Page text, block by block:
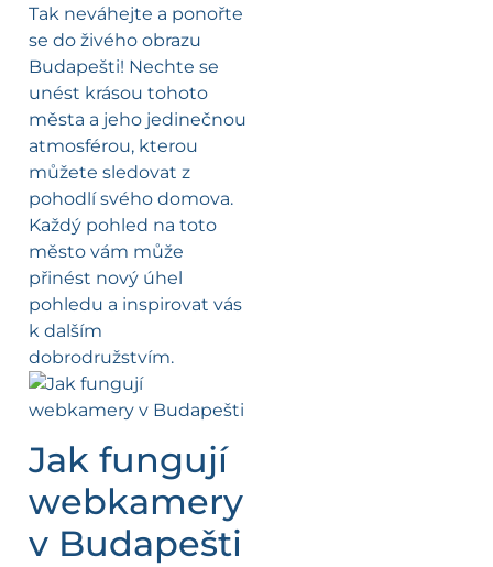
Tak neváhejte a ponořte
se do živého obrazu
Budapešti! Nechte se
unést krásou tohoto
města a jeho jedinečnou
atmosférou, kterou
můžete sledovat z
pohodlí svého domova.
Každý pohled na toto
město vám může
přinést nový úhel
pohledu a inspirovat vás
k dalším
dobrodružstvím.
Jak fungují
webkamery
v Budapešti